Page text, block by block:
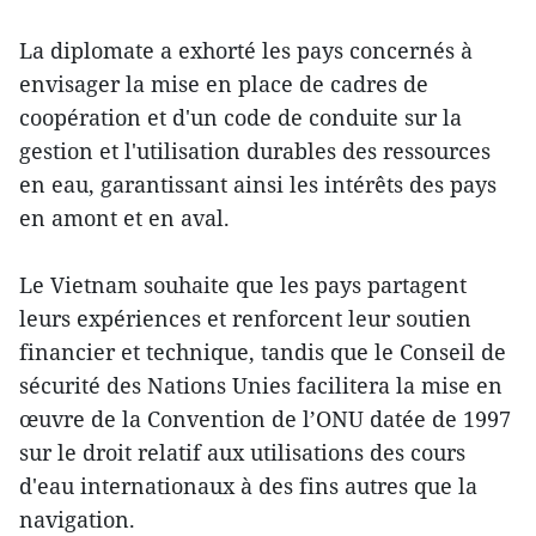
La diplomate a exhorté les pays concernés à
envisager la mise en place de cadres de
coopération et d'un code de conduite sur la
gestion et l'utilisation durables des ressources
en eau, garantissant ainsi les intérêts des pays
en amont et en aval.
Le Vietnam souhaite que les pays partagent
leurs expériences et renforcent leur soutien
financier et technique, tandis que le Conseil de
sécurité des Nations Unies facilitera la mise en
œuvre de la Convention de l’ONU datée de 1997
sur le droit relatif aux utilisations des cours
d'eau internationaux à des fins autres que la
navigation.